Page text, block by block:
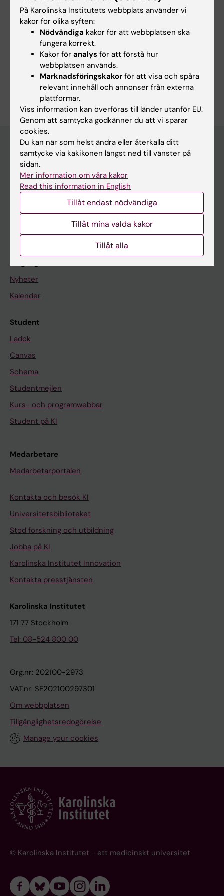
HEMATOPOIETIC PROTEOME
Moura P; Branca R; Kaminskiy Y; Fazeli S;
Mortera-Blanco T; Nakagawa M; Shrung K;
Creignou M; Barbosa I; Bjorklund A-C; Widfeldt
MH; Ungerstedt J; Nannya Y; Ogawa S; Lehtio
J; Hellstrom-Lindberg E
Alla författare
Är du Sadaf Fazeli?
Redigera din profil
Huvudmeny
Utbildning
Forskarutbildning
Forskning
Nyheter
Kalender
Student
Ladok
Canvas
Schema
Studentmejlen
Kurs- och programwebbar
Student på KI
Medarbetare
Medarbetarportalen
Kontakta och besök KI
Universitetsbiblioteket
Stöd forskning och utbildning
Jobba på KI
Karolinska Institutet Innovation
Kontakta presstjänsten
Karolinska Institutet
171 77 Stockholm
Tel: 08-524 800 00
Org.nr: 202100-2973
VAT.nr: SE202100297301
Om webbplatsen
Tillgänglighetsredogörelse
Manage your cookies
© Karolinska Institutet - ett medicinskt universitet
På Karolinska Institutets webbplats använder vi
kakor för olika syften:
Nödvändiga kakor för att webbplatsen ska
fungera korrekt.
Kakor för analys för att förstå hur
webbplatsen används.
Marknadsföringskakor för att visa och spåra
relevant innehåll och annonser från externa
plattformar.
Viss information kan överföras till länder utanför EU.
Genom att samtycka godkänner du att vi sparar
cookies.
Du kan när som helst ändra eller återkalla ditt
samtycke via kakikonen längst ned till vänster på
sidan.
Mer information om våra kakor
Read this information in English
Tillåt endast nödvändiga
Tillåt mina valda kakor
Tillåt alla